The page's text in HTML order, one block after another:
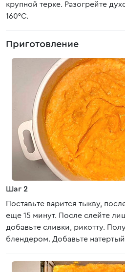
крупной терке. Разогрейте
160°C.
Приготовление
Шаг 2
Поставьте варится тыкву,
еще 15 минут. После слейте
добавьте сливки, рикотту.
блендером. Добавьте